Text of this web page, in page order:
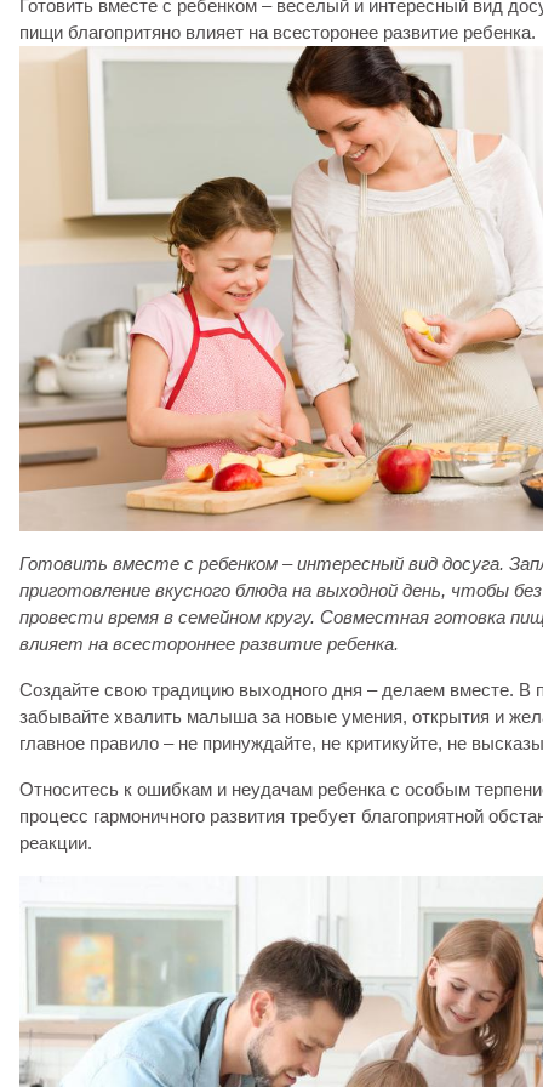
Готовить вместе с ребенком – веселый и интересный вид
пищи благопритяно влияет на всесторонее развитие ребенка.
Готовить вместе с ребенком – интересный вид досуга.
приготовление вкусного блюда на выходной день, чтобы
провести время в семейном кругу. Совместная готовка
влияет на всестороннее развитие ребенка.
Создайте свою традицию выходного дня – делаем вместе. В
забывайте хвалить малыша за новые умения, открытия и
главное правило – не принуждайте, не критикуйте, не
Относитесь к ошибкам и неудачам ребенка с особым
процесс гармоничного развития требует благоприятной
реакции.